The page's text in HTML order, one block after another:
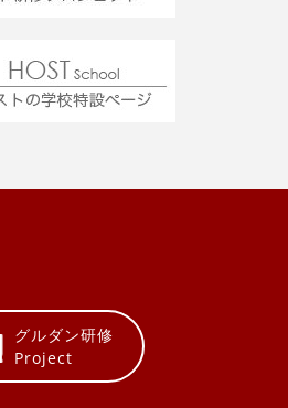
グルダン研修
Project